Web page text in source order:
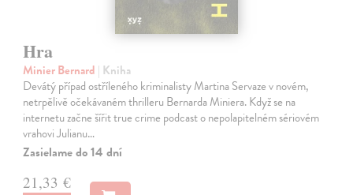
Hra
Minier Bernard | Kniha
Devátý případ ostříleného kriminalisty Martina Servaze v novém,
netrpělivě očekávaném thrilleru Bernarda Miniera. Když se na
internetu začne šířit true crime podcast o nepolapitelném sériovém
vrahovi Julianu…
Zasielame do 14 dní
21,33 €